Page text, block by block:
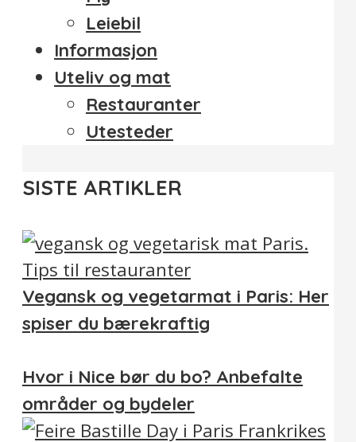
Leiebil
Informasjon
Uteliv og mat
Restauranter
Utesteder
SISTE ARTIKLER
Vegansk og vegetarmat i Paris: Her
spiser du bærekraftig
Hvor i Nice bør du bo? Anbefalte
områder og bydeler